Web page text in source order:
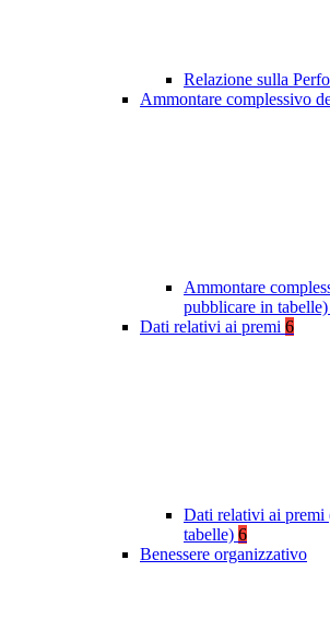
Relazione sulla
Ammontare complessivo
Ammontare
pubblicare in tabelle)
Dati relativi ai premi 6
Dati relativi ai premi
tabelle) 6
Benessere organizzativo